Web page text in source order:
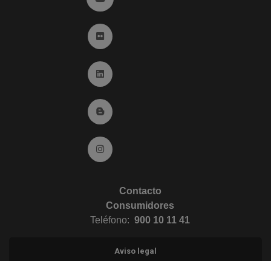
Ir a Flickr (abre en ventana nueva)
Ir a Linkedin (abre en ventana nueva)
Ir al Blog (abre en ventana nueva)
Ir a Instagram (abre en ventana nueva)
Contacto
Consumidores
Teléfono: 900 10 11 41
Aviso legal